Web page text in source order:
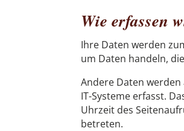
Wie erfassen
Ihre Daten werden
um Daten handeln,
Andere Daten
IT-Systeme erfasst.
Uhrzeit des
betreten.